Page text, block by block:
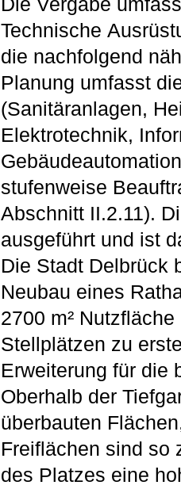
Technische
die nachfolgend
Planung umfasst
(Sanitäranlagen,
Elektrotechnik,
stufenweise
Abschnitt II.2.11).
ausgeführt und ist
Die Stadt Delbrück
Neubau eines
2700 m²
Stellplätzen zu
Erweiterung für die
Oberhalb der
überbauten
Freiflächen sind so
des Platzes eine